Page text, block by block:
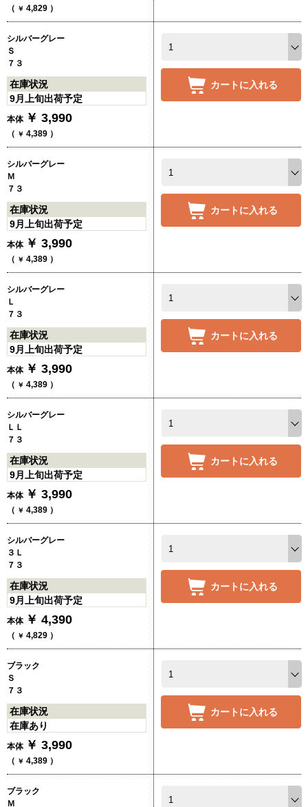
（ ￥ 4,829 ）
シルバーグレー
Ｓ
７３
在庫状況
9月上旬出荷予定
本体 ￥ 3,990
（ ￥ 4,389 ）
カートに入れる
シルバーグレー
Ｍ
７３
在庫状況
9月上旬出荷予定
本体 ￥ 3,990
（ ￥ 4,389 ）
カートに入れる
シルバーグレー
Ｌ
７３
在庫状況
9月上旬出荷予定
本体 ￥ 3,990
（ ￥ 4,389 ）
カートに入れる
シルバーグレー
ＬＬ
７３
在庫状況
9月上旬出荷予定
本体 ￥ 3,990
（ ￥ 4,389 ）
カートに入れる
シルバーグレー
３Ｌ
７３
在庫状況
9月上旬出荷予定
本体 ￥ 4,390
（ ￥ 4,829 ）
カートに入れる
ブラック
Ｓ
７３
在庫状況
在庫あり
本体 ￥ 3,990
（ ￥ 4,389 ）
カートに入れる
ブラック
Ｍ